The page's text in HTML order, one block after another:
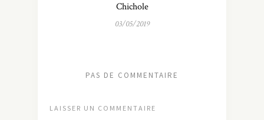
Chichole
03/05/2019
PAS DE COMMENTAIRE
LAISSER UN COMMENTAIRE